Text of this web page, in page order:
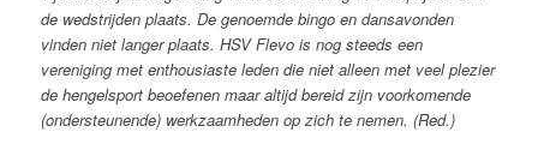
de wedstrijden plaats. De genoemde bingo en dansavonden
vinden niet langer plaats. HSV Flevo is nog steeds een
vereniging met enthousiaste leden die niet alleen met veel plezier
de hengelsport beoefenen maar altijd bereid zijn voorkomende
(ondersteunende) werkzaamheden op zich te nemen. (Red.)